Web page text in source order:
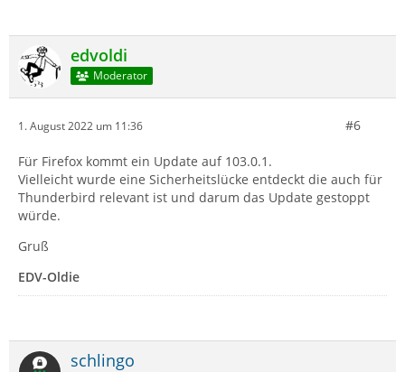
edvoldi
Moderator
1. August 2022 um 11:36 #6
Für Firefox kommt ein Update auf 103.0.1.
Vielleicht wurde eine Sicherheitslücke entdeckt die auch für
Thunderbird relevant ist und darum das Update gestoppt
würde.
Gruß
EDV-Oldie
schlingo